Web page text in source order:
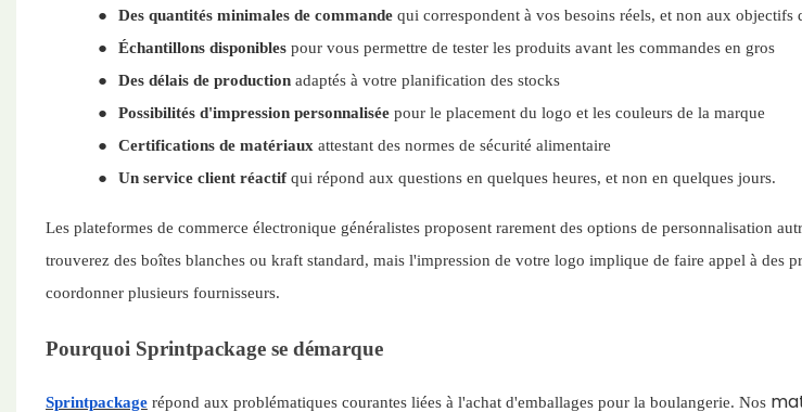
● Des quantités minimales de commande qui correspondent à vos besoins réels, et non aux objectifs
●
Échantillons disponibles pour vous permettre de tester les produits avant les commandes en gros
●
Des délais de production adaptés à votre planification des stocks
●
Possibilités d'impression personnalisée pour le placement du logo et les couleurs de la marque
●
Certifications de matériaux attestant des normes de sécurité alimentaire
●
Un service client réactif qui répond aux questions en quelques heures, et non en quelques jours.
Les plateformes de commerce électronique généralistes proposent rarement des options de personnalisation
trouverez des boîtes blanches ou kraft standard, mais l'impression de votre logo implique de faire appel à des
coordonner plusieurs fournisseurs.
Pourquoi Sprintpackage se démarque
Sprintpackage répond aux problématiques courantes liées à l'achat d'emballages pour la boulangerie. Nos